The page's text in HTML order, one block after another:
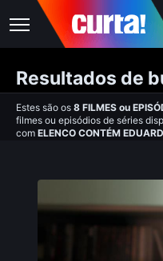
Resultados de
Estes são os 8 FILMES ou
filmes ou episódios de séries
com ELENCO CONTÉM